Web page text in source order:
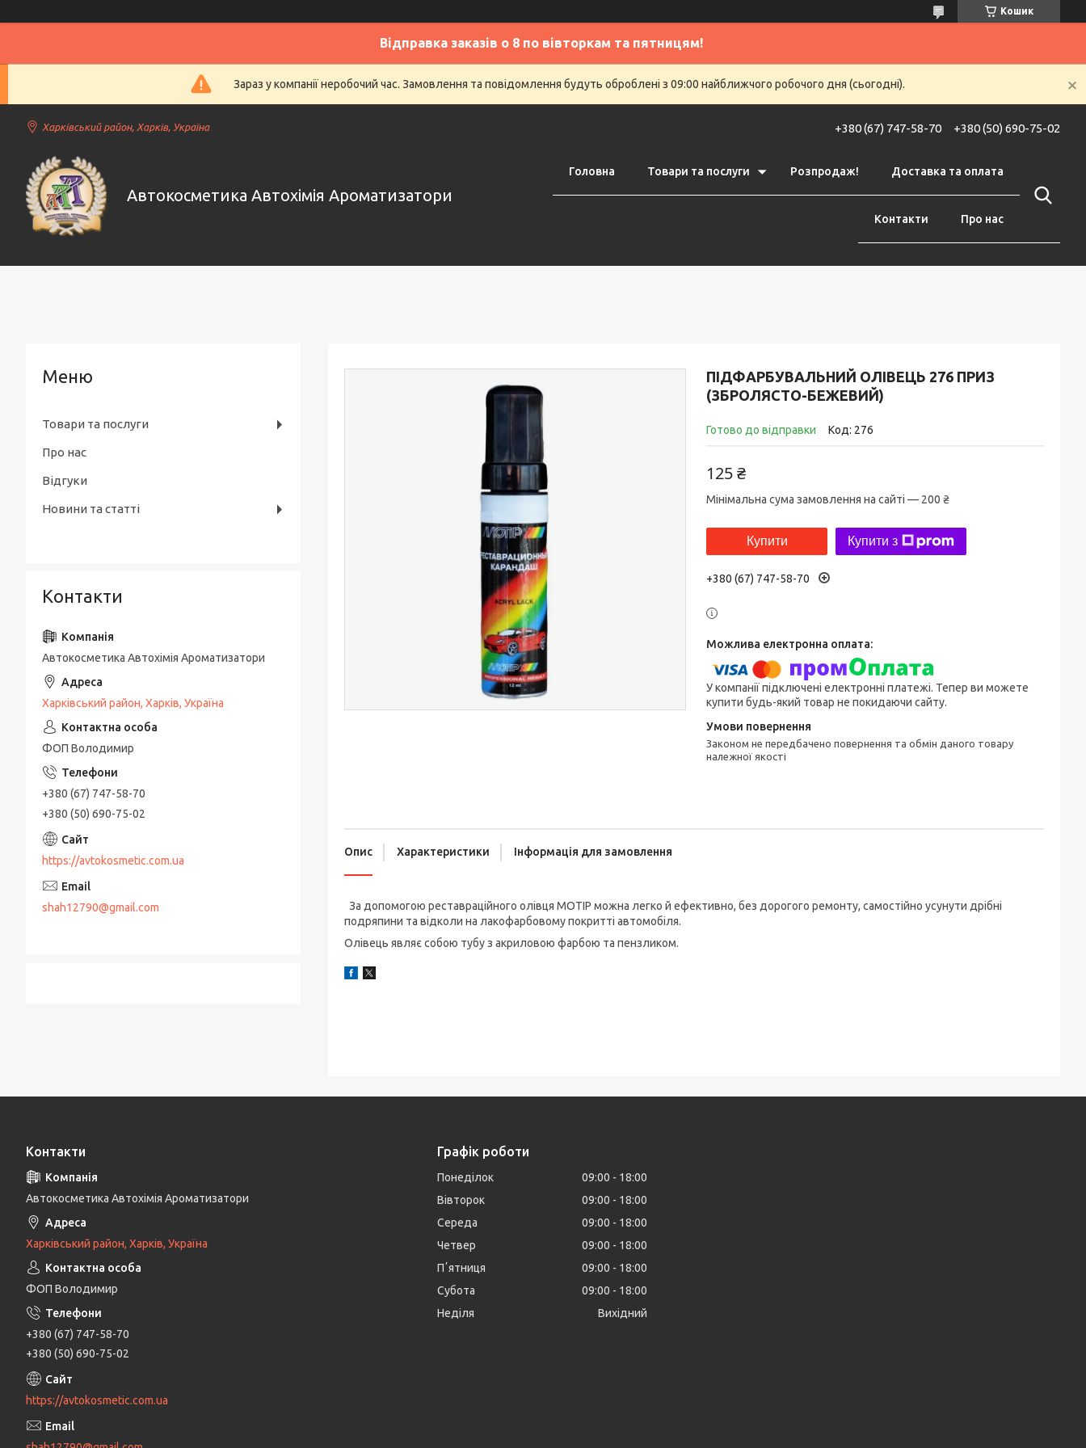
Кошик
Відправка заказів о 8 по вівторкам та пятницям!
Зараз у компанії неробочий час. Замовлення та повідомлення будуть оброблені з 09:00 найближчого робочого дня (сьогодні).
Харківський район, Харків, Україна +380 (67) 747-58-70 +380 (50) 690-75-02
Автокосметика Автохімія Ароматизатори
Головна Товари та послуги Розпродаж! Доставка та оплата
Контакти Про нас
ПІДФАРБУВАЛЬНИЙ ОЛІВЕЦЬ 276 ПРИЗ
(ЗБРОЛЯСТО-БЕЖЕВИЙ)
Готово до відправки Код: 276
125 ₴
Мінімальна сума замовлення на сайті — 200 ₴
Купити Купити з
+380 (67) 747-58-70
У компанії підключені електронні платежі. Тепер ви можете
купити будь-який товар не покидаючи сайту.
Законом не передбачено повернення та обмін даного товару
належної якості
Опис Характеристики Інформація для замовлення
За допомогою реставраційного олівця MOTIP можна легко й ефективно, без дорогого ремонту, самостійно усунути дрібні
подряпини та відколи на лакофарбовому покритті автомобіля.
Олівець являє собою тубу з акриловою фарбою та пензликом.
Товари та послуги
Про нас
Відгуки
Новини та статті
Контакти
Автокосметика Автохімія Ароматизатори
Харківський район, Харків, Україна
ФОП Володимир
+380 (67) 747-58-70
+380 (50) 690-75-02
https://avtokosmetic.com.ua
shah12790@gmail.com
Контакти
Автокосметика Автохімія Ароматизатори
Харківський район, Харків, Україна
ФОП Володимир
+380 (67) 747-58-70
+380 (50) 690-75-02
https://avtokosmetic.com.ua
Графік роботи
Понеділок 09:00
18:00
Вівторок
09:00
18:00
Середа
09:00
18:00
Четвер
09:00
18:00
Пʼятниця
09:00
18:00
Субота
09:00
18:00
Неділя
Вихідний